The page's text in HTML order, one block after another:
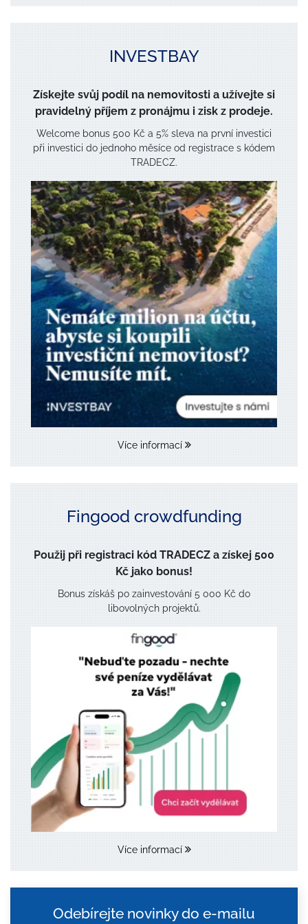
INVESTBAY
Získejte svůj podíl na nemovitosti a užívejte si
pravidelný příjem z pronájmu i zisk z prodeje.
Welcome bonus 500 Kč a 5% sleva na první investici
při investici do jednoho měsíce od registrace s kódem
TRADECZ.
Více informací
Fingood crowdfunding
Použij při registraci kód TRADECZ a získej 500
Kč jako bonus!
Bonus získáš po zainvestování 5 000 Kč do
libovolných projektů.
Více informací
Odebírejte novinky do e-mailu